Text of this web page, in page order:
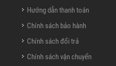
Hướng dẫn thanh toán
Chính sách bảo hành
Chính sách đổi trả
Chính sách vận chuyển